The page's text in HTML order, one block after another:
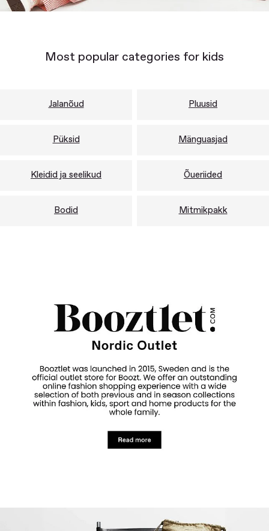
Most popular categories for kids
Jalanõud Pluusid
Püksid Mänguasjad
Kleidid ja seelikud Õueriided
Bodid Mitmikpakk